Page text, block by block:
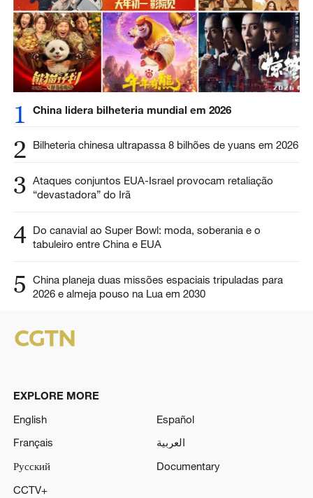
1 China lidera bilheteria mundial em 2026
2 Bilheteria chinesa ultrapassa 8 bilhões de yuans em 2026
3 Ataques conjuntos EUA-Israel provocam retaliação
“devastadora” do Irã
4 Do canavial ao Super Bowl: moda, soberania e o
tabuleiro entre China e EUA
5
China planeja duas missões espaciais tripuladas para
2026 e almeja pouso na Lua em 2030
EXPLORE MORE
English
Español
Français
العربية
Русский
Documentary
CCTV+